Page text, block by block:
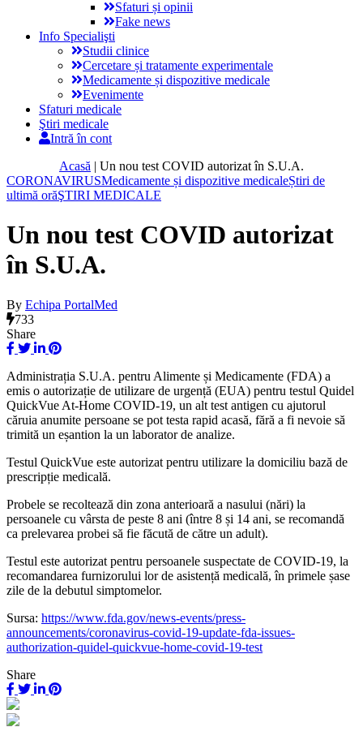
Sfaturi și opinii
Fake news
Info Specialişti
Studii clinice
Cercetare și tratamente experimentale
Medicamente și dispozitive medicale
Evenimente
Sfaturi medicale
Ştiri medicale
Intră în cont
Acasă | Un nou test COVID autorizat în S.U.A.
CORONAVIRUSMedicamente și dispozitive medicaleȘtiri de
ultimă orăŞTIRI MEDICALE
Un nou test COVID autorizat
în S.U.A.
By Echipa PortalMed
733
Share
Administrația S.U.A. pentru Alimente și Medicamente (FDA) a
emis o autorizație de utilizare de urgență (EUA) pentru testul Quidel
QuickVue At-Home COVID-19, un alt test antigen cu ajutorul
căruia anumite persoane se pot testa rapid acasă, fără a fi nevoie să
trimită un eșantion la un laborator de analize.
Testul QuickVue este autorizat pentru utilizare la domiciliu bază de
prescripție medicală.
Probele se recoltează din zona anterioară a nasului (nări) la
persoanele cu vârsta de peste 8 ani (între 8 și 14 ani, se recomandă
ca prelevarea probei să fie făcută de către un adult).
Testul este autorizat pentru persoanele suspectate de COVID-19, la
recomandarea furnizorului lor de asistență medicală, în primele șase
zile de la debutul simptomelor.
Sursa: https://www.fda.gov/news-events/press-
announcements/coronavirus-covid-19-update-fda-issues-
authorization-quidel-quickvue-home-covid-19-test
Share